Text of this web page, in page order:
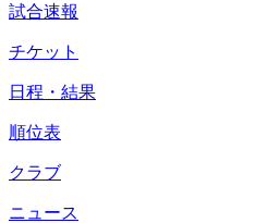
試合速報
チケット
日程・結果
順位表
クラブ
ニュース